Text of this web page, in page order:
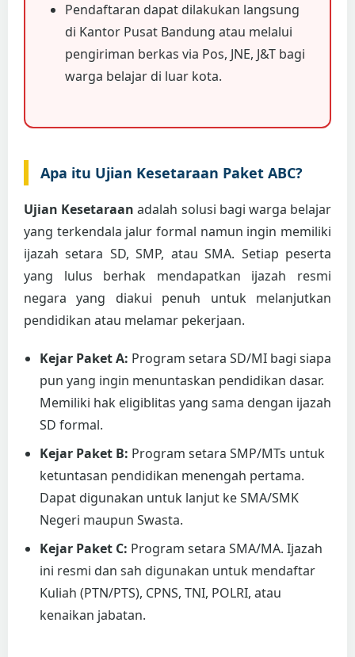
Pendaftaran dapat dilakukan langsung
di Kantor Pusat Bandung atau melalui
pengiriman berkas via Pos, JNE, J&T bagi
warga belajar di luar kota.
Apa itu Ujian Kesetaraan Paket ABC?
Ujian Kesetaraan adalah solusi bagi warga belajar
yang terkendala jalur formal namun ingin memiliki
ijazah setara SD, SMP, atau SMA. Setiap peserta
yang lulus berhak mendapatkan ijazah resmi
negara yang diakui penuh untuk melanjutkan
pendidikan atau melamar pekerjaan.
Kejar Paket A: Program setara SD/MI bagi siapa
pun yang ingin menuntaskan pendidikan dasar.
Memiliki hak eligiblitas yang sama dengan ijazah
SD formal.
Kejar Paket B: Program setara SMP/MTs untuk
ketuntasan pendidikan menengah pertama.
Dapat digunakan untuk lanjut ke SMA/SMK
Negeri maupun Swasta.
Kejar Paket C: Program setara SMA/MA. Ijazah
ini resmi dan sah digunakan untuk mendaftar
Kuliah (PTN/PTS), CPNS, TNI, POLRI, atau
kenaikan jabatan.